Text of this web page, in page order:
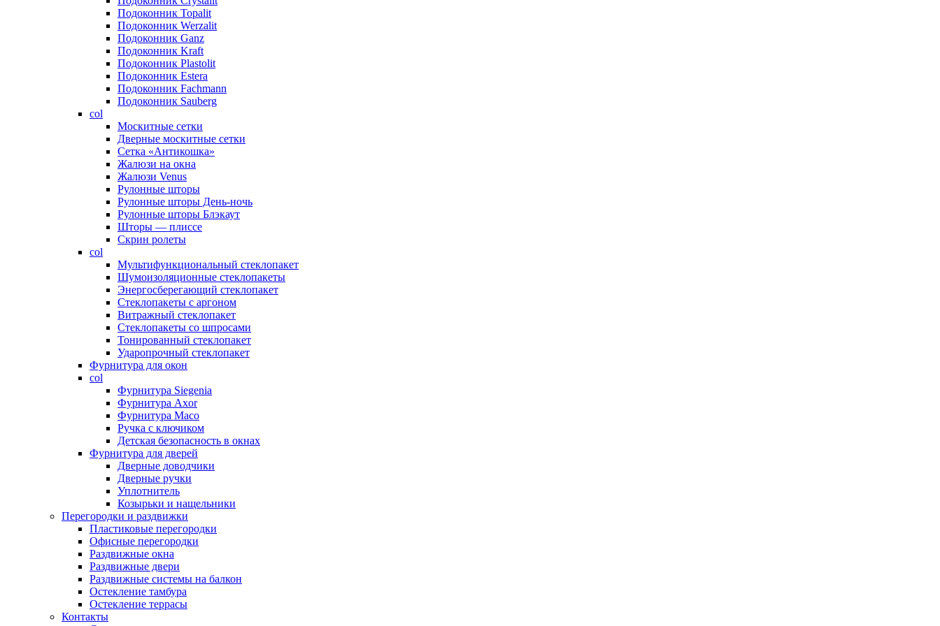
Подоконник Topalit
Подоконник Werzalit
Подоконник Ganz
Подоконник Kraft
Подоконник Plastolit
Подоконник Estera
Подоконник Fachmann
Подоконник Sauberg
col
Москитные сетки
Дверные москитные сетки
Сетка «Антикошка»
Жалюзи на окна
Жалюзи Venus
Рулонные шторы
Рулонные шторы День-ночь
Рулонные шторы Блэкаут
Шторы — плиссе
Скрин ролеты
col
Мультифункциональный стеклопакет
Шумоизоляционные стеклопакеты
Энергосберегающий стеклопакет
Стеклопакеты с аргоном
Витражный стеклопакет
Стеклопакеты со шпросами
Тонированный стеклопакет
Ударопрочный стеклопакет
Фурнитура для окон
col
Фурнитура Siegenia
Фурнитура Axor
Фурнитура Maco
Ручка с ключиком
Детская безопасность в окнах
Фурнитура для дверей
Дверные доводчики
Дверные ручки
Уплотнитель
Козырьки и нащельники
Перегородки и раздвижки
Пластиковые перегородки
Офисные перегородки
Раздвижные окна
Раздвижные двери
Раздвижные системы на балкон
Остекление тамбура
Остекление террасы
Контакты